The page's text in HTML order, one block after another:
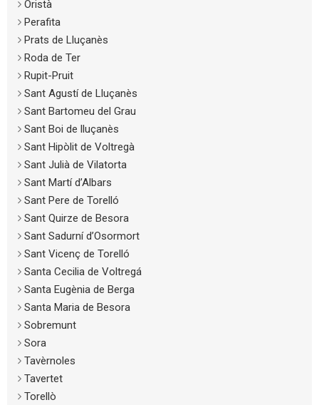
Oristà
Perafita
Prats de Lluçanès
Roda de Ter
Rupit-Pruit
Sant Agustí de Lluçanès
Sant Bartomeu del Grau
Sant Boi de lluçanès
Sant Hipòlit de Voltregà
Sant Julià de Vilatorta
Sant Martí d’Albars
Sant Pere de Torelló
Sant Quirze de Besora
Sant Sadurní d’Osormort
Sant Vicenç de Torelló
Santa Cecilia de Voltregá
Santa Eugènia de Berga
Santa Maria de Besora
Sobremunt
Sora
Tavèrnoles
Tavertet
Torellò